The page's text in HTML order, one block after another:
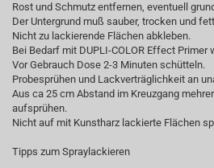
Rost und Schmutz entfernen, eventuell
Der Untergrund muß sauber, trocken und
Nicht zu lackierende Flächen abkleben.
Bei Bedarf mit DUPLI-COLOR Effect Primer
Vor Gebrauch Dose 2-3 Minuten schütteln.
Probesprühen und Lackverträglichkeit an
Aus ca 25 cm Abstand im Kreuzgang
aufsprühen.
Nicht auf mit Kunstharz lackierte Flächen
Tipps zum Spraylackieren